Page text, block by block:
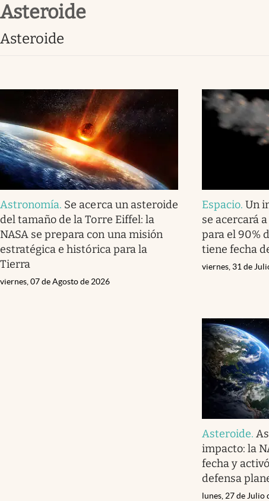
Infotechnology
Eventos Corporativos
El Cronista Studio
Mediakit
abre en nueva pestaña
asteroide
asteroide
Astronomía. Se acerca un asteroide
del tamaño de la Torre Eiffel: la
NASA se prepara con una misión
estratégica e histórica para la
Tierra
viernes, 07 de Agosto de 2026
Espacio.Un
se acercará
para el 90%
tiene fecha
viernes, 31 de
Asteroide.
impacto: la
fecha y
defensa
lunes, 27 de Julio